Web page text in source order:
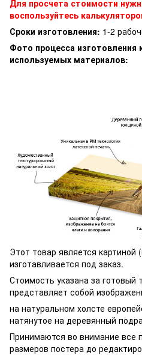
Для просчета стоимости
воспользуйтесь
Сроки изготовления: 1-2
Фото процесса изготовления
используемых материалов:
Этот товар является картиной
изготавливается под заказ.
Стоимость указана за готовый
представляет собой
на натуральном холсте
натянутое на деревянный
Принимаются во внимание все
размеров постера до